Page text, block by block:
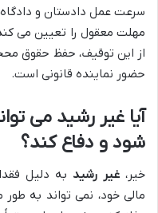
سرعت عمل دادستان و دادگاه
مهلت معقول را تعیین می
از این توقیف، حفظ حقوق
حضور نماینده قانونی است.
آیا غیر رشید می
شود و دفاع کند؟
خیر، غیر رشید به دلیل
مالی خود، نمی تواند به